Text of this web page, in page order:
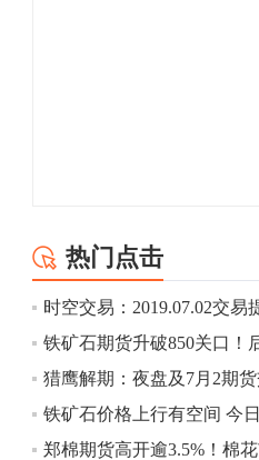
幅扩大至4.4%。
10:43
【行情】芝加哥11月大豆期
月玉米期货跌1%。
10:43
【行情】油脂油料期货表现
热门点击
时空交易：2019.07.02交易
猎鹰解期：夜盘及7月2期